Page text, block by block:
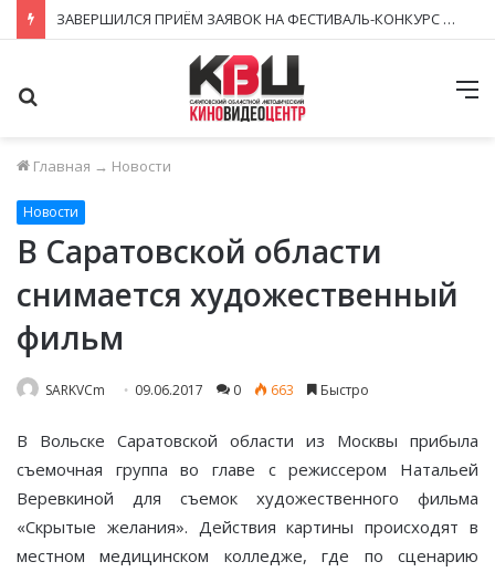
ЗАВЕРШИЛСЯ ПРИЁМ ЗАЯВОК НА ФЕСТИВАЛЬ-КОНКУРС «КИНОВЕРТИКАЛЬ 2026»
Главная → Новости
Новости
В Саратовской области
снимается художественный
фильм
SARKVCm 09.06.2017 0 663 Быстро
В Вольске Саратовской области из Москвы прибыла
съемочная группа во главе с режиссером Натальей
Веревкиной для съемок художественного фильма
«Скрытые желания». Действия картины происходят в
местном медицинском колледже, где по сценарию